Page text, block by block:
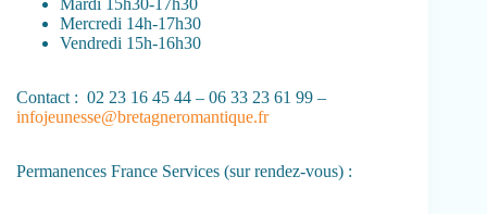
Mercredi 14h-17h30
Vendredi 15h-16h30
Contact : 02 23 16 45 44 – 06 33 23 61 99 –
infojeunesse@bretagneromantique.fr
Permanences France Services (sur rendez-vous) :